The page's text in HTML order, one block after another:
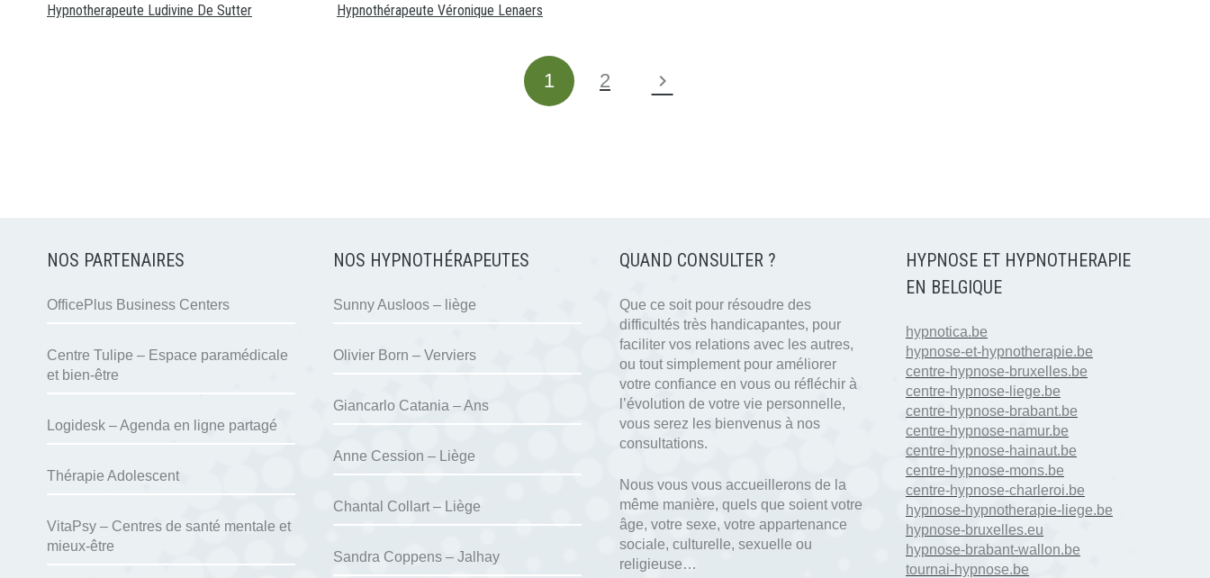
Hypnotherapeute Ludivine De Sutter Hypnothérapeute Véronique Lenaers
1 2
NOS PARTENAIRES
OfficePlus Business Centers
Centre Tulipe – Espace paramédicale
et bien-être
Logidesk – Agenda en ligne partagé
Thérapie Adolescent
VitaPsy – Centres de santé mentale et
mieux-être
NOS HYPNOTHÉRAPEUTES
Sunny Ausloos – liège
Olivier Born – Verviers
Giancarlo Catania – Ans
Anne Cession – Liège
Chantal Collart – Liège
Sandra Coppens – Jalhay
QUAND CONSULTER ?
Que ce soit pour résoudre des
difficultés très handicapantes, pour
faciliter vos relations avec les autres,
ou tout simplement pour améliorer
votre confiance en vous ou réfléchir à
l’évolution de votre vie personnelle,
vous serez les bienvenus à nos
consultations.
Nous vous vous accueillerons de la
même manière, quels que soient votre
âge, votre sexe, votre appartenance
sociale, culturelle, sexuelle ou
religieuse…
HYPNOSE ET HYPNOTHERAPIE
EN BELGIQUE
hypnotica.be
hypnose-et-hypnotherapie.be
centre-hypnose-bruxelles.be
centre-hypnose-liege.be
centre-hypnose-brabant.be
centre-hypnose-namur.be
centre-hypnose-hainaut.be
centre-hypnose-mons.be
centre-hypnose-charleroi.be
hypnose-hypnotherapie-liege.be
hypnose-bruxelles.eu
hypnose-brabant-wallon.be
tournai-hypnose.be